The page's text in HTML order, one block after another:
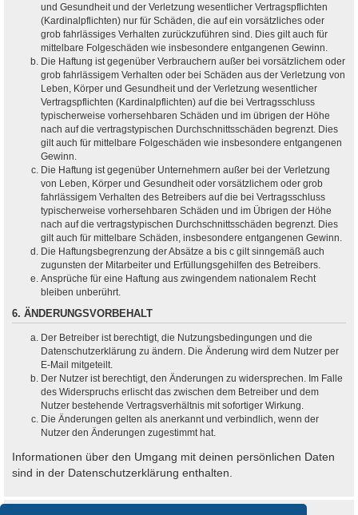
und Gesundheit und der Verletzung wesentlicher Vertragspflichten
(Kardinalpflichten) nur für Schäden, die auf ein vorsätzliches oder
grob fahrlässiges Verhalten zurückzuführen sind. Dies gilt auch für
mittelbare Folgeschäden wie insbesondere entgangenen Gewinn.
Die Haftung ist gegenüber Verbrauchern außer bei vorsätzlichem oder
grob fahrlässigem Verhalten oder bei Schäden aus der Verletzung von
Leben, Körper und Gesundheit und der Verletzung wesentlicher
Vertragspflichten (Kardinalpflichten) auf die bei Vertragsschluss
typischerweise vorhersehbaren Schäden und im übrigen der Höhe
nach auf die vertragstypischen Durchschnittsschäden begrenzt. Dies
gilt auch für mittelbare Folgeschäden wie insbesondere entgangenen
Gewinn.
Die Haftung ist gegenüber Unternehmern außer bei der Verletzung
von Leben, Körper und Gesundheit oder vorsätzlichem oder grob
fahrlässigem Verhalten des Betreibers auf die bei Vertragsschluss
typischerweise vorhersehbaren Schäden und im Übrigen der Höhe
nach auf die vertragstypischen Durchschnittsschäden begrenzt. Dies
gilt auch für mittelbare Schäden, insbesondere entgangenen Gewinn.
Die Haftungsbegrenzung der Absätze a bis c gilt sinngemäß auch
zugunsten der Mitarbeiter und Erfüllungsgehilfen des Betreibers.
Ansprüche für eine Haftung aus zwingendem nationalem Recht
bleiben unberührt.
6. ÄNDERUNGSVORBEHALT
Der Betreiber ist berechtigt, die Nutzungsbedingungen und die
Datenschutzerklärung zu ändern. Die Änderung wird dem Nutzer per
E-Mail mitgeteilt.
Der Nutzer ist berechtigt, den Änderungen zu widersprechen. Im Falle
des Widerspruchs erlischt das zwischen dem Betreiber und dem
Nutzer bestehende Vertragsverhältnis mit sofortiger Wirkung.
Die Änderungen gelten als anerkannt und verbindlich, wenn der
Nutzer den Änderungen zugestimmt hat.
Informationen über den Umgang mit deinen persönlichen Daten
sind in der Datenschutzerklärung enthalten.